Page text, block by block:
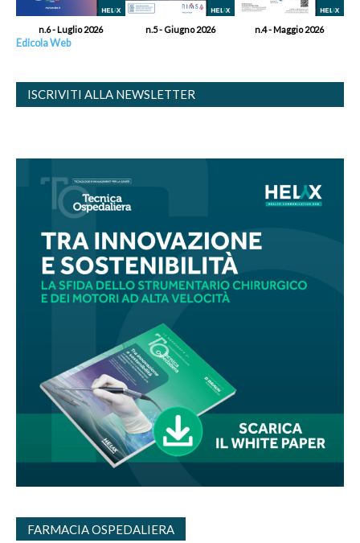
n.6 - Luglio 2026 n.5 - Giugno 2026 n.4 - Maggio 2026
Edicola Web
ISCRIVITI ALLA NEWSLETTER
FARMACIA OSPEDALIERA